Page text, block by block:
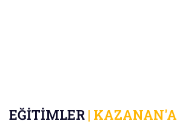
EĞİTİMLER | KAZANAN'A